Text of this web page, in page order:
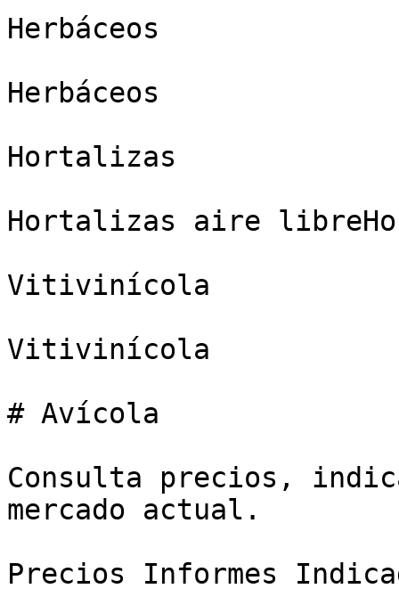
Herbáceos
Herbáceos
Hortalizas
Hortalizas aire
Vitivinícola
Vitivinícola
# Avícola
Consulta precios,
mercado actual.
Precios Informes